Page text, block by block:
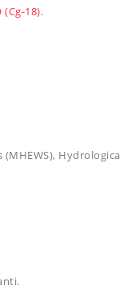
(Cg-18).